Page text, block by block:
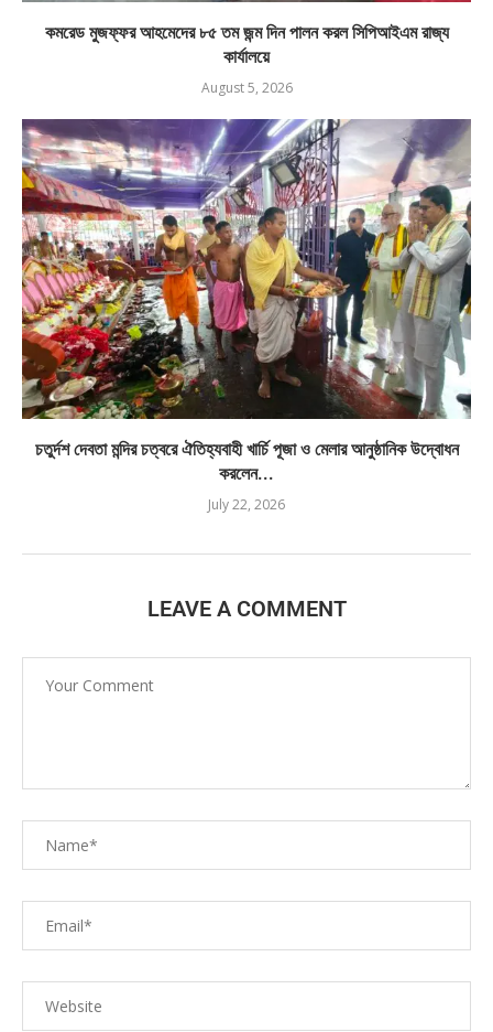
কমরেড মুজফ্ফর আহমেদের ৮৫ তম জন্ম দিন পালন করল সিপিআইএম রাজ্য
কার্যালয়ে
August 5, 2026
চতুর্দশ দেবতা মন্দির চত্বরে ঐতিহ্যবাহী খার্চি পূজা ও মেলার আনুষ্ঠানিক উদ্বোধন
করলেন...
July 22, 2026
LEAVE A COMMENT